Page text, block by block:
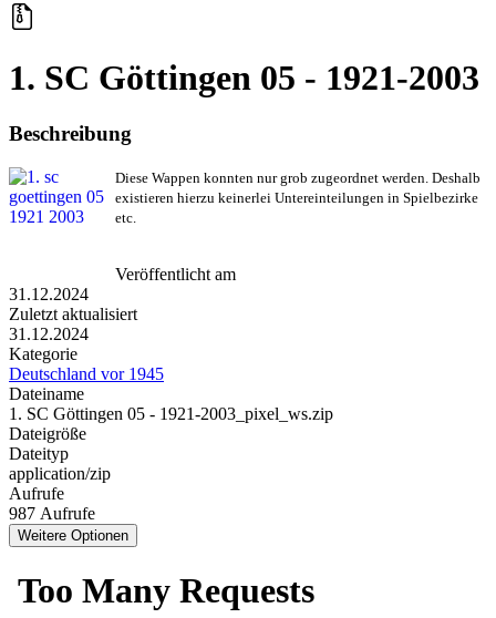
1. SC Göttingen 05 - 1921-2003
Beschreibung
Diese Wappen konnten nur grob zugeordnet werden. Deshalb
existieren hierzu keinerlei Untereinteilungen in Spielbezirke
etc.
Veröffentlicht am
31.12.2024
Zuletzt aktualisiert
31.12.2024
Kategorie
Deutschland vor 1945
Dateiname
1. SC Göttingen 05 - 1921-2003_pixel_ws.zip
Dateigröße
Dateityp
application/zip
Aufrufe
987 Aufrufe
Weitere Optionen